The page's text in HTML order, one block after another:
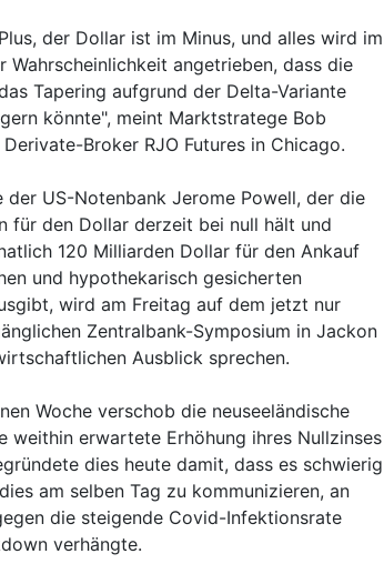
der Dollar ist im Minus, und alles wird im
Wahrscheinlichkeit angetrieben, dass die
Tapering aufgrund der Delta-Variante
könnte", meint Marktstratege Bob
Broker RJO Futures in Chicago.
der US-Notenbank Jerome Powell, der die
für den Dollar derzeit bei null hält und
120 Milliarden Dollar für den Ankauf
und hypothekarisch gesicherten
wird am Freitag auf dem jetzt nur
Zentralbank-Symposium in Jackon
Ausblick sprechen.
Woche verschob die neuseeländische
weithin erwartete Erhöhung ihres Nullzinses
dies heute damit, dass es schwierig
am selben Tag zu kommunizieren, an
die steigende Covid-Infektionsrate
verhängte.